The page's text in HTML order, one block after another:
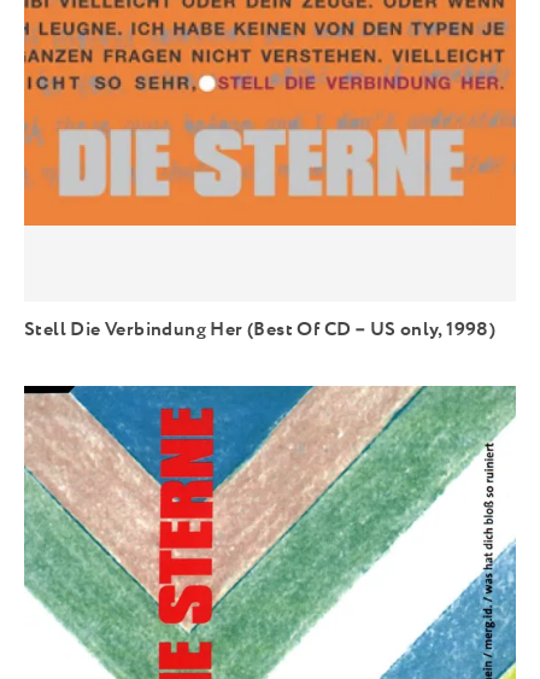
Stell Die Verbindung Her (Best Of CD – US only, 1998)